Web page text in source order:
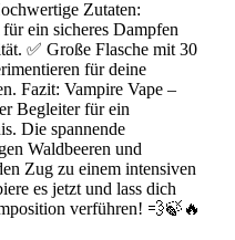
Zutaten:
ein sicheres Dampfen
✅ Große Flasche mit 30
für deine
Fazit: Vampire Vape –
Begleiter für ein
Die spannende
Waldbeeren und
Zug zu einem intensiven
es jetzt und lass dich
verführen! 💨🍃🔥